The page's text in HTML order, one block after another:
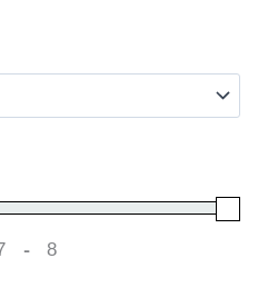
Minimum Price
-Maximum Price